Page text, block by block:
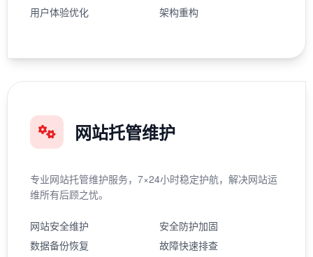
用户体验优化
架构重构
网站托管维护
专业网站托管维护服务，7×24小时稳定护航，解决网站运
维所有后顾之忧。
网站安全维护
安全防护加固
数据备份恢复
故障快速排查